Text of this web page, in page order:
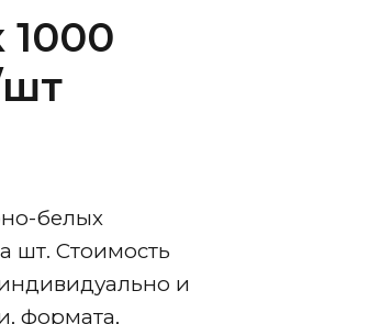
1000
шт
белых
шт. Стоимость
и
формата,